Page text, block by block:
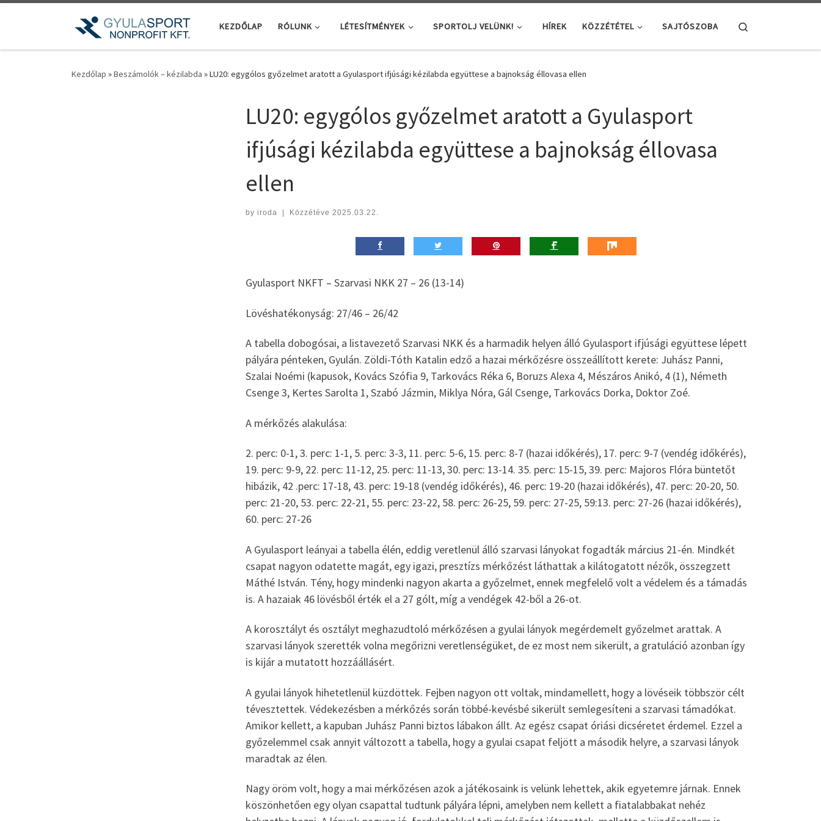
Teljes tartalom megjelenítése
KEZDŐLAP RÓLUNK LÉTESÍTMÉNYEK SPORTOLJ VELÜNK! HÍREK KÖZZÉTÉTEL SAJTÓSZOBA
Kezdőlap »Beszámolók – kézilabda »LU20: egygólos győzelmet aratott a Gyulasport ifjúsági kézilabda együttese a bajnokság éllovasa ellen
LU20: egygólos győzelmet aratott a Gyulasport
ifjúsági kézilabda együttese a bajnokság éllovasa
ellen
by iroda | Közzétéve 2025.03.22.
Gyulasport NKFT – Szarvasi NKK 27 – 26 (13-14)
Lövéshatékonyság: 27/46 – 26/42
A tabella dobogósai, a listavezető Szarvasi NKK és a harmadik helyen álló Gyulasport ifjúsági együttese lépett
pályára pénteken, Gyulán. Zöldi-Tóth Katalin edző a hazai mérkőzésre összeállított kerete: Juhász Panni,
Szalai Noémi (kapusok, Kovács Szófia 9, Tarkovács Réka 6, Boruzs Alexa 4, Mészáros Anikó, 4 (1), Németh
Csenge 3, Kertes Sarolta 1, Szabó Jázmin, Miklya Nóra, Gál Csenge, Tarkovács Dorka, Doktor Zoé.
A mérkőzés alakulása:
2. perc: 0-1, 3. perc: 1-1, 5. perc: 3-3, 11. perc: 5-6, 15. perc: 8-7 (hazai időkérés), 17. perc: 9-7 (vendég időkérés),
19. perc: 9-9, 22. perc: 11-12, 25. perc: 11-13, 30. perc: 13-14. 35. perc: 15-15, 39. perc: Majoros Flóra büntetőt
hibázik, 42 .perc: 17-18, 43. perc: 19-18 (vendég időkérés), 46. perc: 19-20 (hazai időkérés), 47. perc: 20-20, 50.
perc: 21-20, 53. perc: 22-21, 55. perc: 23-22, 58. perc: 26-25, 59. perc: 27-25, 59:13. perc: 27-26 (hazai időkérés),
60. perc: 27-26
A Gyulasport leányai a tabella élén, eddig veretlenül álló szarvasi lányokat fogadták március 21-én. Mindkét
csapat nagyon odatette magát, egy igazi, presztízs mérkőzést láthattak a kilátogatott nézők, összegzett
Máthé István. Tény, hogy mindenki nagyon akarta a győzelmet, ennek megfelelő volt a védelem és a támadás
is. A hazaiak 46 lövésből érték el a 27 gólt, míg a vendégek 42-ből a 26-ot.
A korosztályt és osztályt meghazudtoló mérkőzésen a gyulai lányok megérdemelt győzelmet arattak. A
szarvasi lányok szerették volna megőrizni veretlenségüket, de ez most nem sikerült, a gratuláció azonban így
is kijár a mutatott hozzáállásért.
A gyulai lányok hihetetlenül küzdöttek. Fejben nagyon ott voltak, mindamellett, hogy a lövéseik többször célt
tévesztettek. Védekezésben a mérkőzés során többé-kevésbé sikerült semlegesíteni a szarvasi támadókat.
Amikor kellett, a kapuban Juhász Panni biztos lábakon állt. Az egész csapat óriási dicséretet érdemel. Ezzel a
győzelemmel csak annyit változott a tabella, hogy a gyulai csapat feljött a második helyre, a szarvasi lányok
maradtak az élen.
Nagy öröm volt, hogy a mai mérkőzésen azok a játékosaink is velünk lehettek, akik egyetemre járnak. Ennek
köszönhetően egy olyan csapattal tudtunk pályára lépni, amelyben nem kellett a fiatalabbakat nehéz